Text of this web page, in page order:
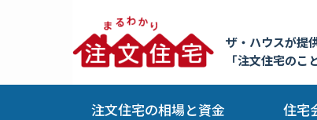
ザ・ハウスが提
「注文住宅のこ
注文住宅の相場と資金 住宅